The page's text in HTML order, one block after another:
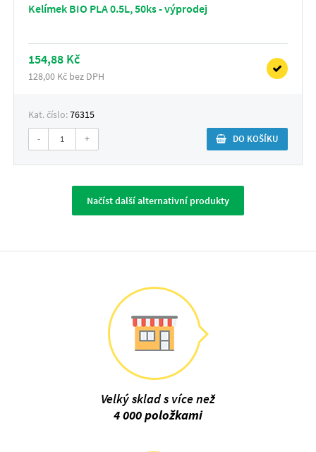
Kelímek BIO PLA 0.5L, 50ks - výprodej
154,88 Kč
128,00 Kč bez DPH
Kat. číslo:76315
- + DO KOŠÍKU
Načíst další alternativní produkty
Velký sklad s více než
4 000 položkami